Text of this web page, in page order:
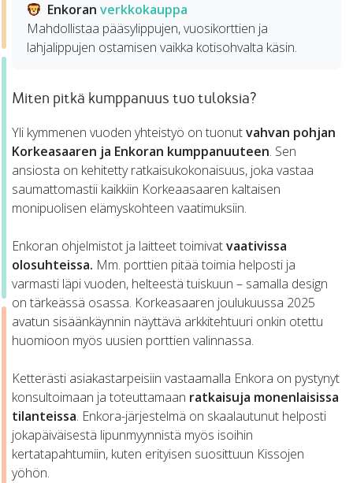
Enkoranverkkokauppa
Mahdollistaa pääsylippujen, vuosikorttien ja
lahjalippujen ostamisen vaikka kotisohvalta käsin.
Miten pitkä kumppanuus tuo tuloksia?
Yli kymmenen vuoden yhteistyö on tuonutvahvan pohjan
Korkeasaaren ja Enkoran kumppanuuteen. Sen
ansiosta on kehitetty ratkaisukokonaisuus, joka vastaa
saumattomastii kaikkiin Korkeaasaaren kaltaisen
monipuolisen elämyskohteen vaatimuksiin.
Enkoran ohjelmistot ja laitteet toimivatvaativissa
olosuhteissa. Mm. porttien pitää toimia helposti ja
varmasti läpi vuoden, helteestä tuiskuun – samalla design
on tärkeässä osassa. Korkeasaaren joulukuussa 2025
avatun sisäänkäynnin näyttävä arkkitehtuuri onkin otettu
huomioon myös uusien porttien valinnassa.
Ketterästi asiakastarpeisiin vastaamalla Enkora on pystynyt
konsultoimaan ja toteuttamaan ratkaisuja monenlaisissa
tilanteissa. Enkora-järjestelmä on skaalautunut helposti
jokapäiväisestä lipunmyynnistä myös isoihin
kertatapahtumiin, kuten erityisen suosittuun Kissojen
yöhön.